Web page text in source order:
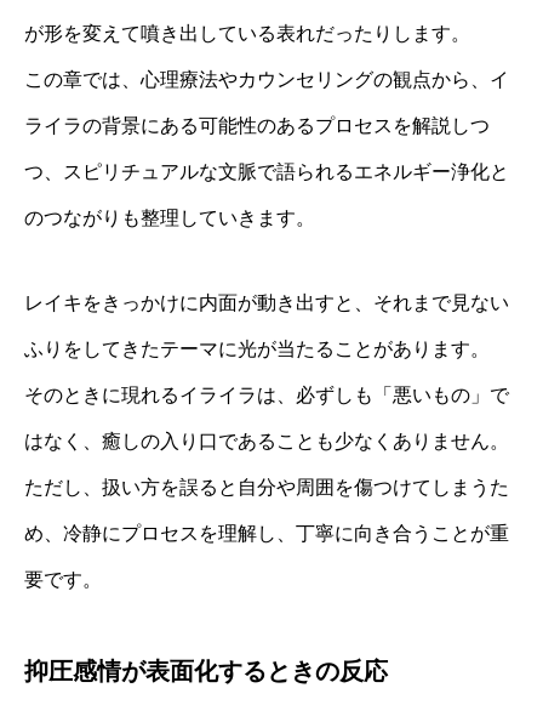
が形を変えて噴き出している表れだったりします。
この章では、心理療法やカウンセリングの観点から、イ
ライラの背景にある可能性のあるプロセスを解説しつ
つ、スピリチュアルな文脈で語られるエネルギー浄化と
のつながりも整理していきます。
レイキをきっかけに内面が動き出すと、それまで見ない
ふりをしてきたテーマに光が当たることがあります。
そのときに現れるイライラは、必ずしも「悪いもの」で
はなく、癒しの入り口であることも少なくありません。
ただし、扱い方を誤ると自分や周囲を傷つけてしまうた
め、冷静にプロセスを理解し、丁寧に向き合うことが重
要です。
抑圧感情が表面化するときの反応